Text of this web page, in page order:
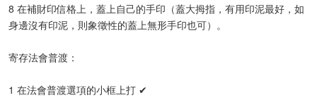
8 在補財印信格上，蓋上自己的手印（蓋大拇指，有用印泥最好，如
身邊沒有印泥，則象徵性的蓋上無形手印也可）。​
寄存法會普渡：
1 在法會普渡選項的小框上打 ✔